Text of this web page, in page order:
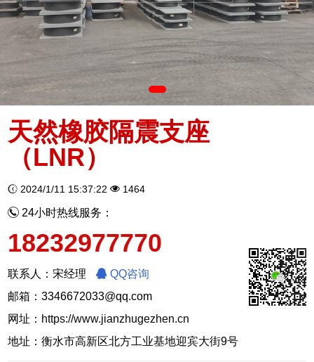
天然橡胶隔震支座
（LNR）
2024/1/11 15:37:22 1464
24小时热线服务：
18232977770
联系人：宋经理
QQ咨询
邮箱：3346672033@qq.com
网址： https://www.jianzhugezhen.cn
地址：衡水市高新区北方工业基地迎宾大街9号